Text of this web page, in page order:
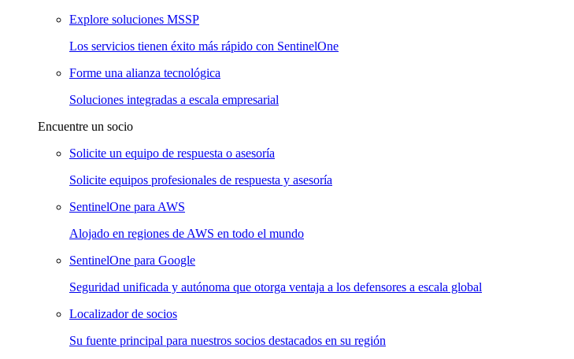
Explore soluciones MSSP
Los servicios tienen éxito más rápido con SentinelOne
Forme una alianza tecnológica
Soluciones integradas a escala empresarial
Encuentre un socio
Solicite un equipo de respuesta o asesoría
Solicite equipos profesionales de respuesta y asesoría
SentinelOne para AWS
Alojado en regiones de AWS en todo el mundo
SentinelOne para Google
Seguridad unificada y autónoma que otorga ventaja a los defensores a escala global
Localizador de socios
Su fuente principal para nuestros socios destacados en su región